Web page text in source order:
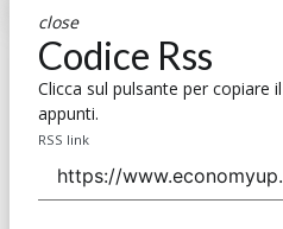
close
Codice Rss
Clicca sul pulsante per copiare il
appunti.
RSS link